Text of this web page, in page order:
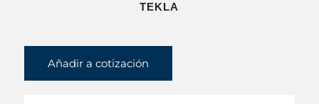
TEKLA
Añadir a cotización